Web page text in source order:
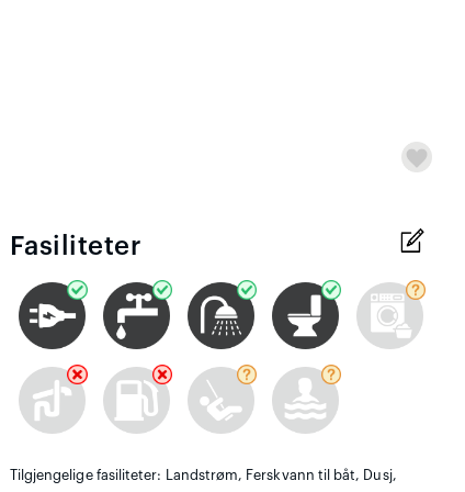
Fasiliteter
Tilgjengelige fasiliteter: Landstrøm, Ferskvann til båt, Dusj,